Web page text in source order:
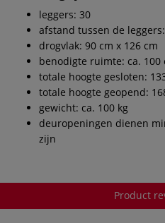
leggers: 30
afstand tussen de
drogvlak: 90 cm x 126 cm
benodigte ruimte: ca. 100
totale hoogte gesloten:
totale hoogte geopend:
gewicht: ca. 100 kg
deuropeningen dienen
zijn
Product